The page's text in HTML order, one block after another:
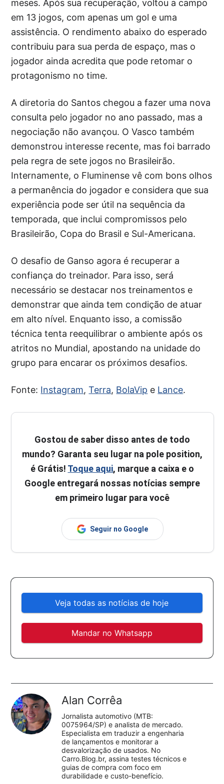
meses. Após sua recuperação, voltou a campo
em 13 jogos, com apenas um gol e uma
assistência. O rendimento abaixo do esperado
contribuiu para sua perda de espaço, mas o
jogador ainda acredita que pode retomar o
protagonismo no time.
A diretoria do Santos chegou a fazer uma nova
consulta pelo jogador no ano passado, mas a
negociação não avançou. O Vasco também
demonstrou interesse recente, mas foi barrado
pela regra de sete jogos no Brasileirão.
Internamente, o Fluminense vê com bons olhos
a permanência do jogador e considera que sua
experiência pode ser útil na sequência da
temporada, que inclui compromissos pelo
Brasileirão, Copa do Brasil e Sul-Americana.
O desafio de Ganso agora é recuperar a
confiança do treinador. Para isso, será
necessário se destacar nos treinamentos e
demonstrar que ainda tem condição de atuar
em alto nível. Enquanto isso, a comissão
técnica tenta reequilibrar o ambiente após os
atritos no Mundial, apostando na unidade do
grupo para encarar os próximos desafios.
Fonte: Instagram,Terra, BolaVip e Lance.
Gostou de saber disso antes de todo
mundo? Garanta seu lugar na pole position,
é Grátis! Toque aqui, marque a caixa e o
Google entregará nossas notícias sempre
em primeiro lugar para você
Seguir no Google
Veja todas as notícias de hoje
Mandar no Whatsapp
Alan Corrêa
Jornalista automotivo (MTB:
0075964/SP) e analista de mercado.
Especialista em traduzir a engenharia
de lançamentos e monitorar a
desvalorização de usados. No
Carro.Blog.br, assina testes técnicos e
guias de compra com foco em
durabilidade e custo-benefício.